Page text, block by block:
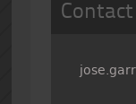
Contact